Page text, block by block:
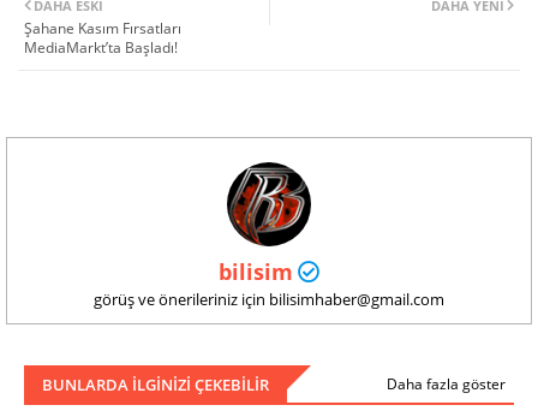
DAHA YENI
DAHA ESKI
Şahane Kasım Fırsatları
MediaMarkt’ta Başladı!
bilisim
görüş ve önerileriniz için bilisimhaber@gmail.com
BUNLARDA ILGINIZI ÇEKEBILIR Daha fazla göster